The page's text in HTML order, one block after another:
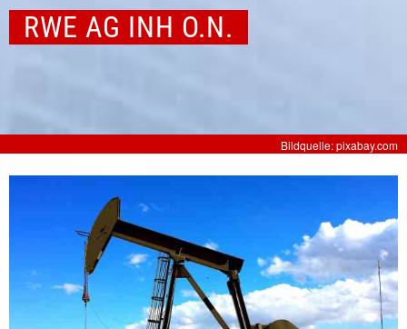
RWE AG INH O.N.
Bildquelle: pixabay.com